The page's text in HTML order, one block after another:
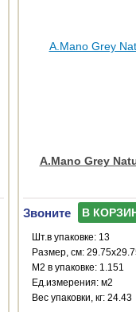
A.Mano Grey
Звоните В
Шт.в упаковке: 13
Размер, см:
М2 в упаковке: 1.151
Ед.измерения: м2
Веc упаковки, кг: 24.43